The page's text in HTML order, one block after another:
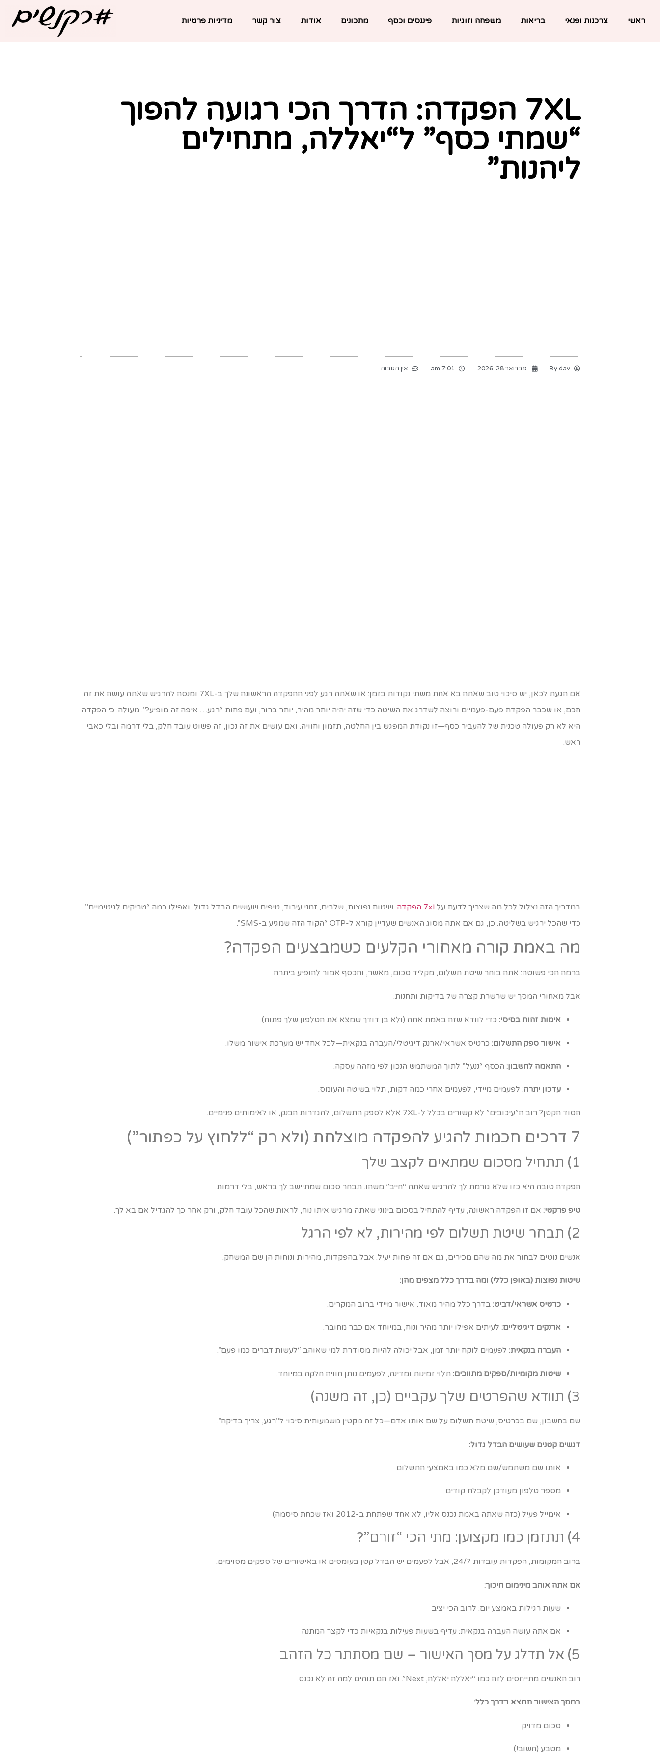
ראשי צרכנות ופנאי בריאות משפחה וזוגיות פיננסים וכסף מתכונים אודות צור קשר מדיניות פרטיות
7XL הפקדה: הדרך הכי רגועה להפוך
“שמתי כסף” ל“יאללה, מתחילים
ליהנות”
Bydav פברואר 28, 2026 7:01 am אין תגובות
אם הגעת לכאן, יש סיכוי טוב שאתה בא אחת משתי נקודות בזמן: או שאתה רגע לפני ההפקדה הראשונה שלך ב-7XL ומנסה להרגיש שאתה עושה את זה
חכם, או שכבר הפקדת פעם-פעמיים ורוצה לשדרג את השיטה כדי שזה יהיה יותר מהיר, יותר ברור, ועם פחות “רגע… איפה זה מופיע?”. מעולה. כי הפקדה
היא לא רק פעולה טכנית של להעביר כסף—זו נקודת המפגש בין החלטה, תזמון וחוויה. ואם עושים את זה נכון, זה פשוט עובד חלק, בלי דרמה ובלי כאבי
ראש.
במדריך הזה נצלול לכל מה שצריך לדעת על 7xl הפקדה
: שיטות נפוצות, שלבים, זמני עיבוד, טיפים שעושים הבדל גדול, ואפילו כמה “טריקים לגיטימיים”
כדי שהכל ירגיש בשליטה. כן, גם אם אתה מסוג האנשים שעדיין קורא ל-OTP “הקוד הזה שמגיע ב-SMS”.
מה באמת קורה מאחורי הקלעים כשמבצעים הפקדה?
ברמה הכי פשוטה: אתה בוחר שיטת תשלום, מקליד סכום, מאשר, והכסף אמור להופיע ביתרה.
אבל מאחורי המסך יש שרשרת קצרה של בדיקות ותחנות:
אימות זהות בסיסי: כדי לוודא שזה באמת אתה (ולא בן דודך שמצא את הטלפון שלך פתוח).
אישור ספק התשלום: כרטיס אשראי/ארנק דיגיטלי/העברה בנקאית—לכל אחד יש מערכת אישור משלו.
התאמה לחשבון: הכסף “ננעל” לתוך המשתמש הנכון לפי מזהה עסקה.
עדכון יתרה: לפעמים מיידי, לפעמים אחרי כמה דקות, תלוי בשיטה והעומס.
הסוד הקטן? רוב ה”עיכובים” לא קשורים בכלל ל-7XL אלא לספק התשלום, להגדרות הבנק, או לאימותים פנימיים.
7 דרכים חכמות להגיע להפקדה מוצלחת (ולא רק “ללחוץ על כפתור”)
1) תתחיל מסכום שמתאים לקצב שלך
הפקדה טובה היא כזו שלא גורמת לך להרגיש שאתה “חייב” משהו. תבחר סכום שמתיישב לך בראש, בלי דרמות.
טיפ פרקטי: אם זו הפקדה ראשונה, עדיף להתחיל בסכום בינוני שאתה מרגיש איתו נוח, לראות שהכל עובד חלק, ורק אחר כך להגדיל אם בא לך.
2) תבחר שיטת תשלום לפי מהירות, לא לפי הרגל
אנשים נוטים לבחור את מה שהם מכירים, גם אם זה פחות יעיל. אבל בהפקדות, מהירות ונוחות הן שם המשחק.
שיטות נפוצות (באופן כללי) ומה בדרך כלל מצפים מהן:
כרטיס אשראי/דביט: בדרך כלל מהיר מאוד, אישור מיידי ברוב המקרים.
ארנקים דיגיטליים: לעיתים אפילו יותר מהיר ונוח, במיוחד אם כבר מחובר.
העברה בנקאית: לפעמים לוקח יותר זמן, אבל יכולה להיות מסודרת למי שאוהב “לעשות דברים כמו פעם”.
שיטות מקומיות/ספקים מתווכים: תלוי זמינות ומדינה, לפעמים נותן חוויה חלקה במיוחד.
3) תוודא שהפרטים שלך עקביים (כן, זה משנה)
שם בחשבון, שם בכרטיס, שיטת תשלום על שם אותו אדם—כל זה מקטין משמעותית סיכוי ל”רגע, צריך בדיקה”.
דגשים קטנים שעושים הבדל גדול:
אותו שם משתמש/שם מלא כמו באמצעי התשלום
מספר טלפון מעודכן לקבלת קודים
אימייל פעיל (כזה שאתה באמת נכנס אליו, לא אחד שפתחת ב-2012 ואז שכחת סיסמה)
4) תתזמן כמו מקצוען: מתי הכי “זורם”?
ברוב המקומות, הפקדות עובדות 24/7, אבל לפעמים יש הבדל קטן בעומסים או באישורים של ספקים מסוימים.
אם אתה אוהב מינימום חיכוך:
שעות רגילות באמצע יום: לרוב הכי יציב
אם אתה עושה העברה בנקאית: עדיף בשעות פעילות בנקאיות כדי לקצר המתנה
5) אל תדלג על מסך האישור – שם מסתתר כל הזהב
רוב האנשים מתייחסים לזה כמו “יאללה יאללה, Next”. ואז הם תוהים למה זה לא נכנס.
במסך האישור תמצא בדרך כלל:
סכום מדויק
מטבע (חשוב!)